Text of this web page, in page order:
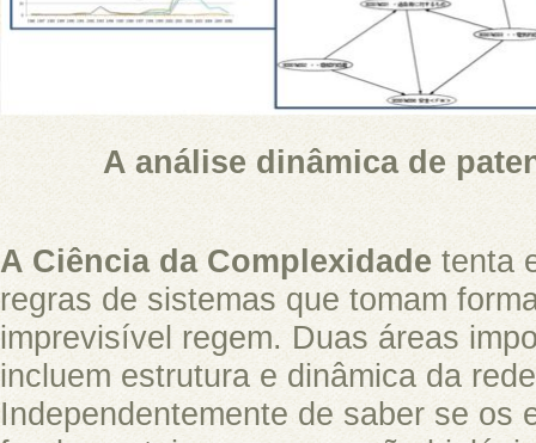
A análise dinâmica de
A Ciência da Complexidade tenta
regras de sistemas que tomam
imprevisível regem. Duas áreas
incluem estrutura e dinâmica da
Independentemente de saber se os